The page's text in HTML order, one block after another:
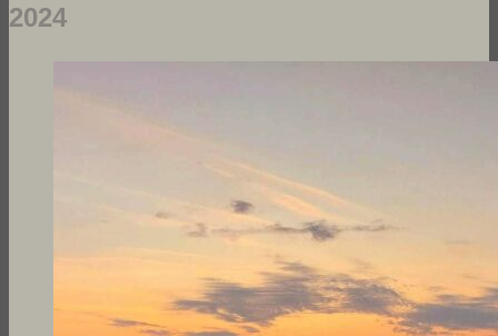
2024